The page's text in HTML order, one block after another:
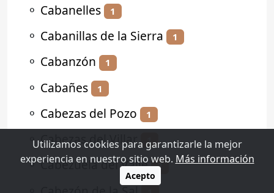
⚬ Cabanelles 1
⚬ Cabanillas de la Sierra 1
⚬ Cabanzón 1
⚬ Cabañes 1
⚬ Cabezas del Pozo 1
⚬Cabezas del Villar 1
⚬Cabezuela del Valle 2
Utilizamos cookies para garantizarle la mejor
experiencia en nuestro sitio web. Más información
Acepto